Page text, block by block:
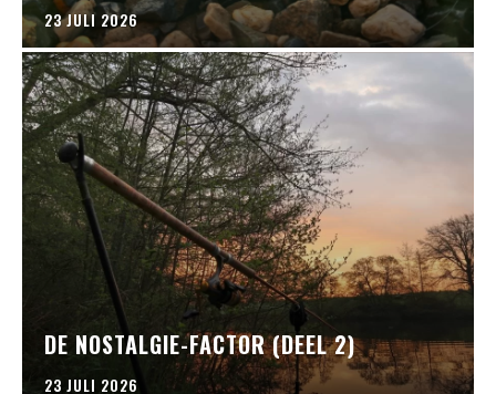
23 JULI 2026
DE NOSTALGIE-FACTOR (DEEL 2)
23 JULI 2026